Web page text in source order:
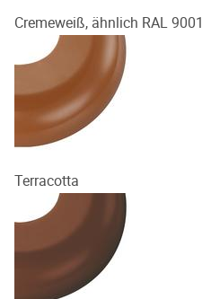
Cremeweiß, ähnlich RAL 9001
Terracotta